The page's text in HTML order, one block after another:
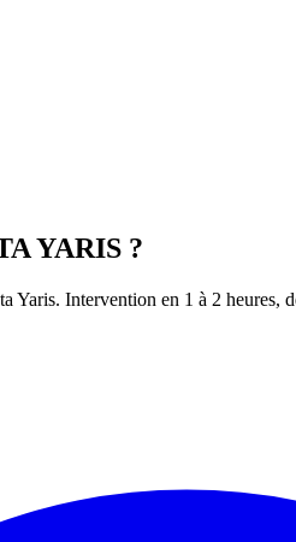
YARIS ?
Yaris. Intervention en 1 à 2 heures,